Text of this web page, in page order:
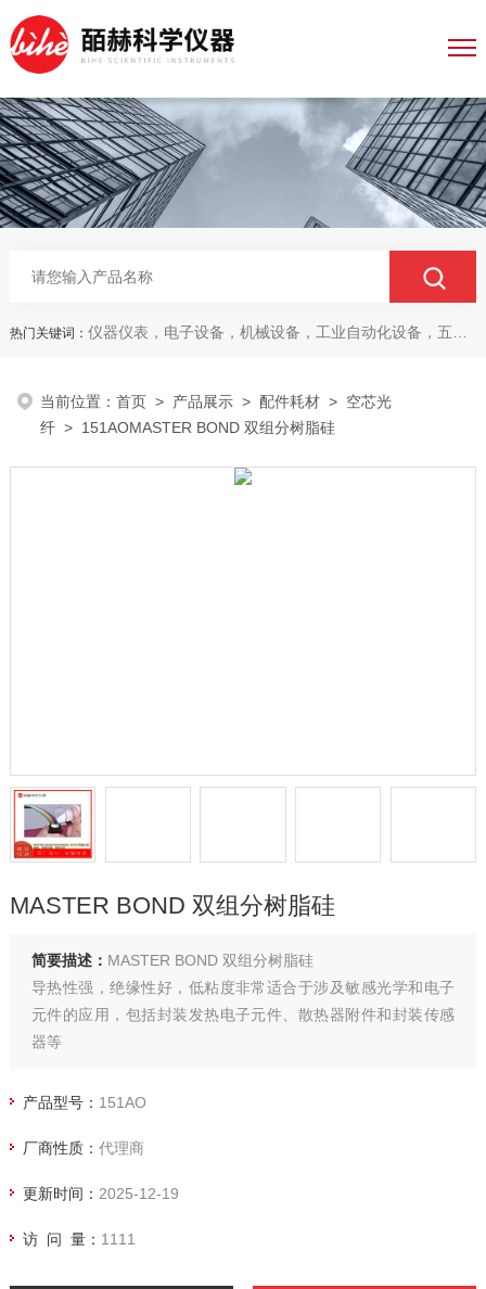
热门关键词： 仪器仪表，电子设备，机械设备，工业自动化设备，五金产品，电线电缆，金属材料，电子
当前位置：首页 > 产品展示 >配件耗材 > 空芯光
纤 > 151AOMASTER BOND 双组分树脂硅
MASTER BOND 双组分树脂硅
简要描述： MASTER BOND 双组分树脂硅
导热性强，绝缘性好，低粘度非常适合于涉及敏感光学和电子
元件的应用，包括封装发热电子元件、散热器附件和封装传感
器等
产品型号： 151AO
厂商性质： 代理商
更新时间： 2025-12-19
访 问 量： 1111